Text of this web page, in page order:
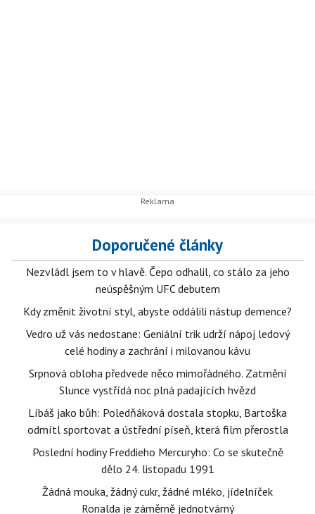
Doporučené články
Nezvládl jsem to v hlavě. Čepo odhalil, co stálo za jeho
neúspěšným UFC debutem
Kdy změnit životní styl, abyste oddálili nástup demence?
Vedro už vás nedostane: Geniální trik udrží nápoj ledový
celé hodiny a zachrání i milovanou kávu
Srpnová obloha předvede něco mimořádného. Zatmění
Slunce vystřídá noc plná padajících hvězd
Líbáš jako bůh: Poledňáková dostala stopku, Bartoška
odmítl sportovat a ústřední píseň, která film přerostla
Poslední hodiny Freddieho Mercuryho: Co se skutečně
dělo 24. listopadu 1991
Žádná mouka, žádný cukr, žádné mléko, jídelníček
Ronalda je záměrně jednotvárný